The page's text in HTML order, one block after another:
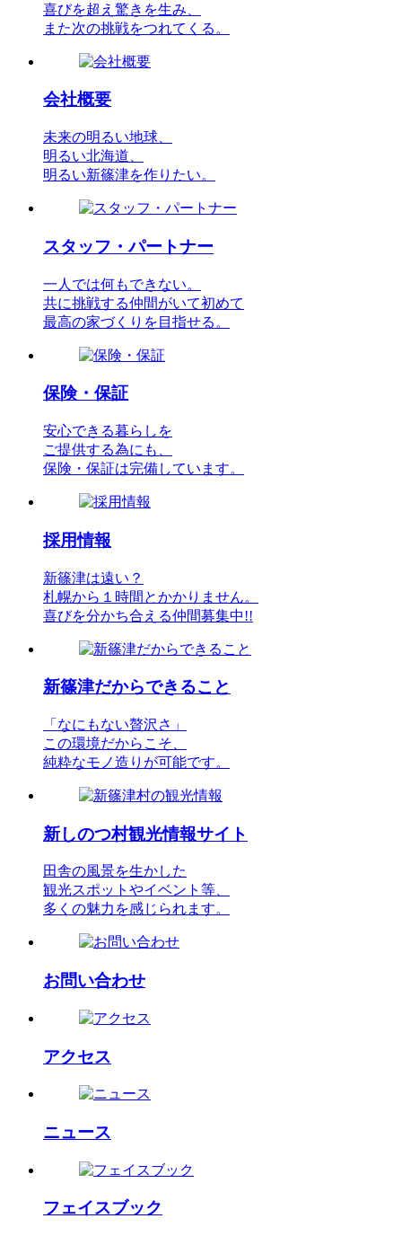
喜びを超え驚きを生み、
また次の挑戦をつれてくる。
会社概要
未来の明るい地球、
明るい北海道、
明るい新篠津を作りたい。
スタッフ・パートナー
一人では何もできない。
共に挑戦する仲間がいて初めて
最高の家づくりを目指せる。
保険・保証
安心できる暮らしを
ご提供する為にも、
保険・保証は完備しています。
採用情報
新篠津は遠い？
札幌から１時間とかかりません。
喜びを分かち合える仲間募集中!!
新篠津だからできること
「なにもない贅沢さ」
この環境だからこそ、
純粋なモノ造りが可能です。
新しのつ村観光情報サイト
田舎の風景を生かした
観光スポットやイベント等、
多くの魅力を感じられます。
お問い合わせ
アクセス
ニュース
フェイスブック